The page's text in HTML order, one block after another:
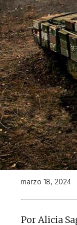
marzo 18, 2024
Por Alicia